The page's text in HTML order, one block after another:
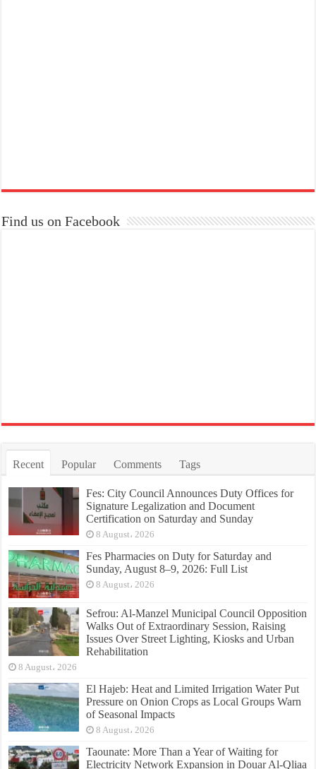
Find us on Facebook
Recent Popular Comments Tags
Fes: City Council Announces Duty Offices for
Signature Legalization and Document
Certification on Saturday and Sunday
8 August، 2026
Fes Pharmacies on Duty for Saturday and
Sunday, August 8–9, 2026: Full List
8 August، 2026
Sefrou: Al-Manzel Municipal Council Opposition
Walks Out of Extraordinary Session, Raising
Issues Over Street Lighting, Kiosks and Urban
Rehabilitation
8 August، 2026
El Hajeb: Heat and Limited Irrigation Water Put
Pressure on Onion Crops as Local Groups Warn
of Seasonal Impacts
8 August، 2026
Taounate: More Than a Year of Waiting for
Electricity Network Expansion in Douar Al-Qliaa